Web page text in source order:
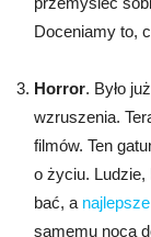
Doceniamy to,
Horror. Było
wzruszenia.
filmów. Ten
o życiu.
bać, a
samemu nocą